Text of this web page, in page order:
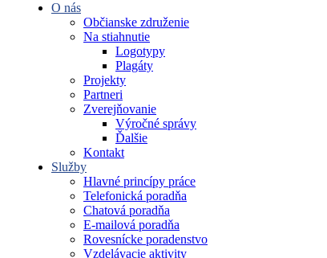
O nás
Občianske združenie
Na stiahnutie
Logotypy
Plagáty
Projekty
Partneri
Zverejňovanie
Výročné správy
Ďalšie
Kontakt
Služby
Hlavné princípy práce
Telefonická poradňa
Chatová poradňa
E-mailová poradňa
Rovesnícke poradenstvo
Vzdelávacie aktivity